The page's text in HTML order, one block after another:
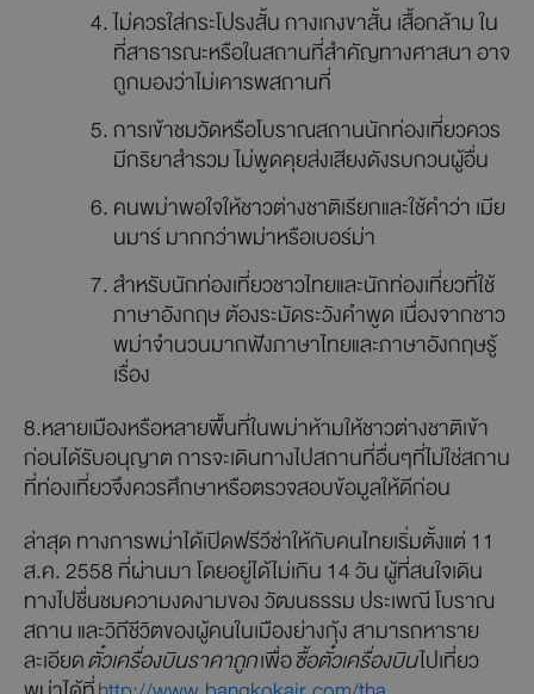
ไม่ควรใส่กระโปรงสั้น กางเกงขาสั้น เสื้อกล้าม ใน
ที่สาธารณะหรือในสถานที่สำคัญทางศาสนา อาจ
ถูกมองว่าไม่เคารพสถานที่
การเข้าชมวัดหรือโบราณสถานนักท่องเที่ยวควร
มีกริยาสำรวม ไม่พูดคุยส่งเสียงดังรบกวนผู้อื่น
คนพม่าพอใจให้ชาวต่างชาติเรียกและใช้คำว่า เมีย
นมาร์ มากกว่าพม่าหรือเบอร์ม่า
สำหรับนักท่องเที่ยวชาวไทยและนักท่องเที่ยวที่ใช้
ภาษาอังกฤษ ต้องระมัดระวังคำพูด เนื่องจากชาว
พม่าจำนวนมากฟังภาษาไทยและภาษาอังกฤษรู้
เรื่อง
8.หลายเมืองหรือหลายพื้นที่ในพม่าห้ามให้ชาวต่างชาติเข้า
ก่อนได้รับอนุญาต การจะเดินทางไปสถานที่อื่นๆที่ไม่ใช่สถาน
ที่ท่องเที่ยวจึงควรศึกษาหรือตรวจสอบข้อมูลให้ดีก่อน
ล่าสุด ทางการพม่าได้เปิดฟรีวีซ่าให้กับคนไทยเริ่มตั้งแต่ 11
ส.ค. 2558 ที่ผ่านมา โดยอยู่ได้ไม่เกิน 14 วัน ผู้ที่สนใจเดิน
ทางไปชื่นชมความงดงามของ วัฒนธรรม ประเพณี โบราณ
สถาน และวิถีชีวิตของผู้คนในเมืองย่างกุ้ง สามารถหาราย
ละเอียดตั๋วเครื่องบินราคาถูกเพื่อซื้อตั๋วเครื่องบินไปเที่ยว